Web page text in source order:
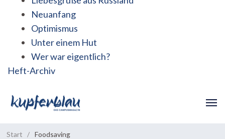
Neuanfang
Optimismus
Unter einem Hut
Wer war eigentlich?
Heft-Archiv
Start / Foodsaving